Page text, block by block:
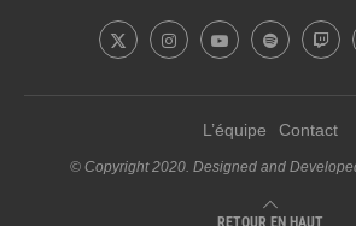
L’équipe Contact
© Copyright 2020. Designed and
RETOUR EN HAUT